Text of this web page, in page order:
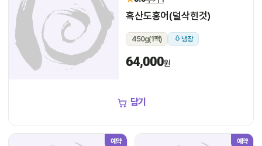
흑산도홍어(덜삭힌것)
450g(1팩) 냉장
64,000원
담기
예약 예약